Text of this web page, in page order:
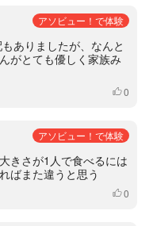
アソビュー！で体験
ありましたが、なんと
がとても優しく家族み
いいね
0
アソビュー！で体験
きさが1人で食べるには
ばまた違うと思う
いいね
0